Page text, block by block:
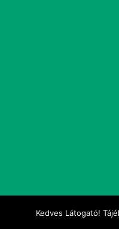
Kedves Látogató!